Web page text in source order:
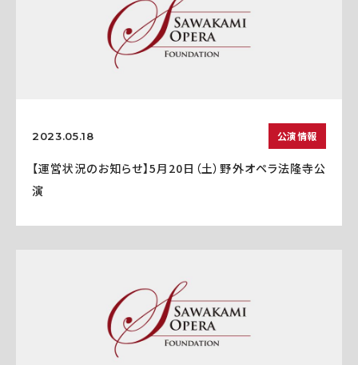
2023.05.18 公演情報
【運営状況のお知らせ】5月20日（土）野外オペラ法隆寺公
演